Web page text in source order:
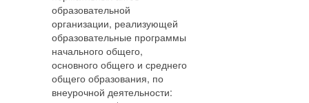
образовательной
организации, реализующей
образовательные программы
начального общего,
основного общего и среднего
общего образования, по
внеурочной деятельности: